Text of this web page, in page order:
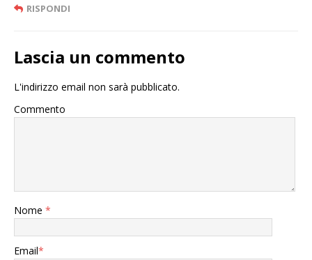
RISPONDI
Lascia un commento
L'indirizzo email non sarà pubblicato.
Commento
Nome *
Email*